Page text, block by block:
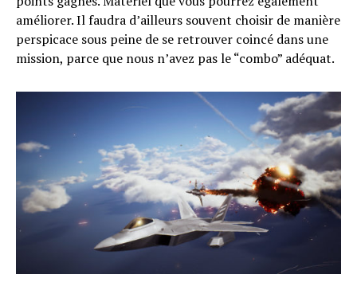
améliorer. Il faudra d’ailleurs souvent choisir de manière
perspicace sous peine de se retrouver coincé dans une
mission, parce que nous n’avez pas le “combo” adéquat.